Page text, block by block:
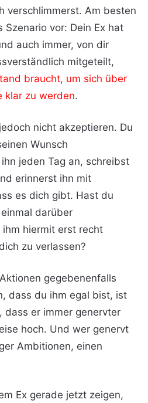
verschlimmerst. Am besten
vor: Dein Ex hat
auch immer, von dir
mitgeteilt,
braucht, um sich über
klar zu werden.
nicht akzeptieren. Du
Wunsch
jeden Tag an, schreibst
erinnerst ihn mit
es dich gibt. Hast du
darüber
hiermit erst recht
zu verlassen?
gegebenenfalls
dass du ihm egal bist, ist
dass er immer genervter
hoch. Und wer genervt
Ambitionen, einen
Ex gerade jetzt zeigen,